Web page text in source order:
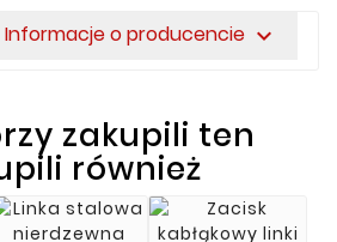
Informacje o producencie expand_more
zakupili ten
również